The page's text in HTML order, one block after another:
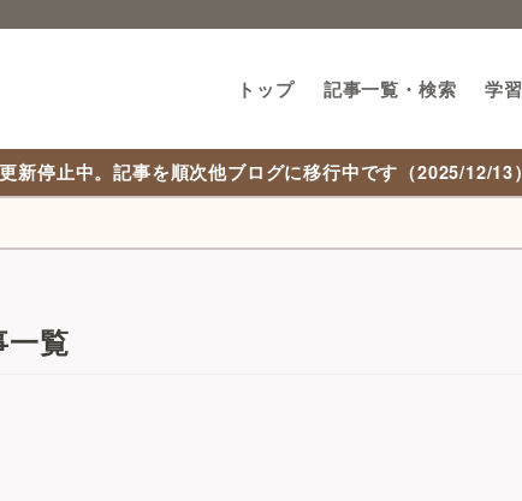
トップ 記事一覧・検索 学習
新停止中。記事を順次他ブログに移行中です（2025/12/13）
覧